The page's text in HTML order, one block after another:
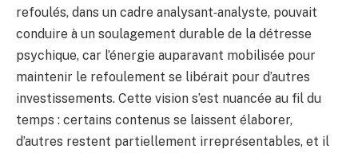
refoulés, dans un cadre analysant‑analyste, pouvait
conduire à un soulagement durable de la détresse
psychique, car l’énergie auparavant mobilisée pour
maintenir le refoulement se libérait pour d’autres
investissements. Cette vision s’est nuancée au fil du
temps : certains contenus se laissent élaborer,
d’autres restent partiellement irreprésentables, et il